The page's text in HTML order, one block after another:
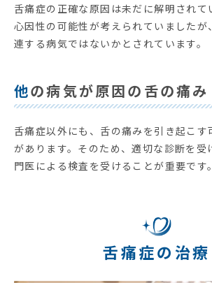
舌痛症の正確な原因は未だに解明されて
心因性の可能性が考えられていましたが
連する病気ではないかとされています。
他の病気が原因の舌の痛み
舌痛症以外にも、舌の痛みを引き起こす
があります。そのため、適切な診断を受
門医による検査を受けることが重要です。
舌痛症の治療